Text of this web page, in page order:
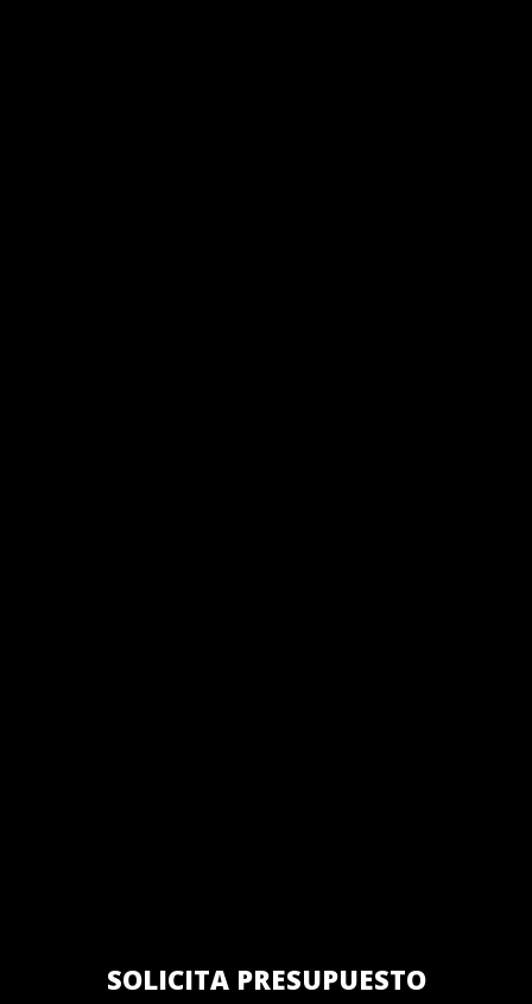
SOLICITA PRESUPUESTO